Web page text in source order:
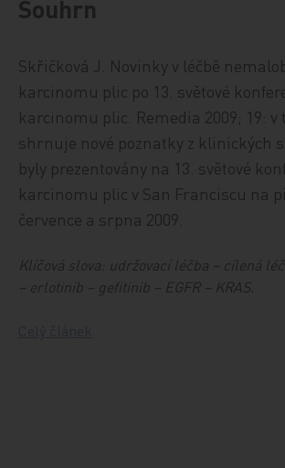
Souhrn
Skřičková J. Novinky v léčbě
karcinomu plic po 13. světové
karcinomu plic. Remedia 2009; 19: v
shrnuje nové poznatky z klinických
byly prezentovány na 13. světové
karcinomu plic v San Franciscu na
července a srpna 2009.
Klíčová slova: udržovací léčba – cílená
– erlotinib – gefitinib – EGFR – KRAS.